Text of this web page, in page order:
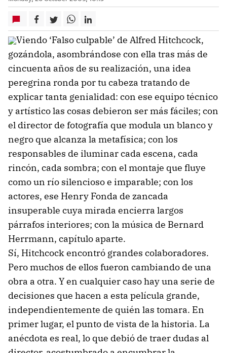
Viendo ‘Falso culpable’ de Alfred Hitchcock,
gozándola, asombrándose con ella tras más de
cincuenta años de su realización, una idea
peregrina ronda por tu cabeza tratando de
explicar tanta genialidad: con ese equipo técnico
y artístico las cosas debieron ser más fáciles; con
el director de fotografía que modula un blanco y
negro que alcanza la metafísica; con los
responsables de iluminar cada escena, cada
rincón, cada sombra; con el montaje que fluye
como un río silencioso e imparable; con los
actores, ese Henry Fonda de zancada
insuperable cuya mirada encierra largos
párrafos interiores; con la música de Bernard
Herrmann, capítulo aparte.
Sí, Hitchcock encontró grandes colaboradores.
Pero muchos de ellos fueron cambiando de una
obra a otra. Y en cualquier caso hay una serie de
decisiones que hacen a esta película grande,
independientemente de quién las tomara. En
primer lugar, el punto de vista de la historia. La
anécdota es real, lo que debió de traer dudas al